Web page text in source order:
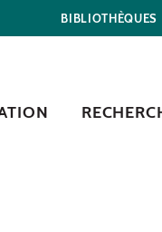
BIBLIOTHÈQUES